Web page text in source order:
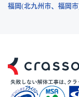
福岡 北九州市 福岡市